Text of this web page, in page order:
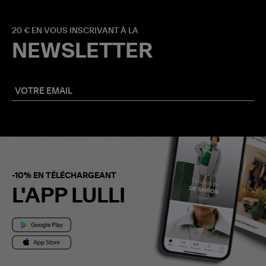
20 € EN VOUS INSCRIVANT À LA
NEWSLETTER
-10% EN TÉLÉCHARGEANT
L'APP LULLI